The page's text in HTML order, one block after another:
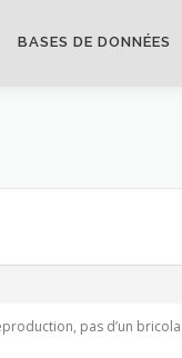
BASES DE DONNÉES
pas d’un